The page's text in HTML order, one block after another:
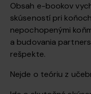
Obsah e-bookov
skúseností pri
nepochopenými
a budovania
rešpekte.
Nejde o teóriu z